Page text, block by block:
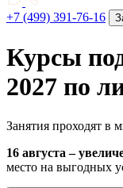
+7 (499) 391-76-16
Курсы
2027 по
Занятия проходят в
16 августа –
место на выгодных